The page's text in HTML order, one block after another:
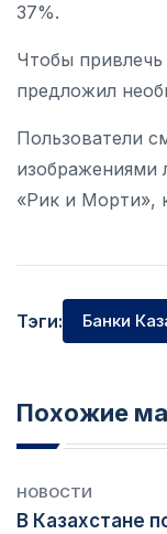
37%.
Чтобы
предложил
Пользователи
изображениями
«Рик и Морти»,
Тэги: Банки
Похожие
НОВОСТИ
В Казахстане